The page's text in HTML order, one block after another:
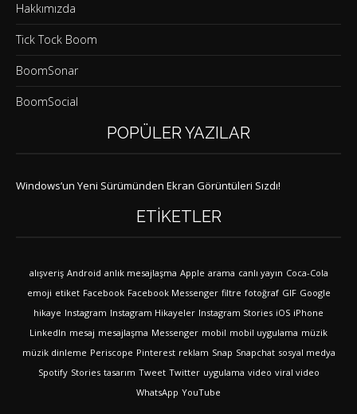
Hakkımızda
Tick Tock Boom
BoomSonar
BoomSocial
POPÜLER YAZILAR
Windows’un Yeni Sürümünden Ekran Görüntüleri Sızdı!
ETIKETLER
alışveriş Android anlık mesajlaşma Apple arama canlı yayın Coca-Cola
emoji etiket Facebook Facebook Messenger filtre fotoğraf GIF Google
hikaye Instagram Instagram Hikayeler Instagram Stories iOS iPhone
LinkedIn mesaj mesajlaşma Messenger mobil mobil uygulama müzik
müzik dinleme Periscope Pinterest reklam Snap Snapchat sosyal medya
Spotify Stories tasarım Tweet Twitter uygulama video viral video
WhatsApp YouTube